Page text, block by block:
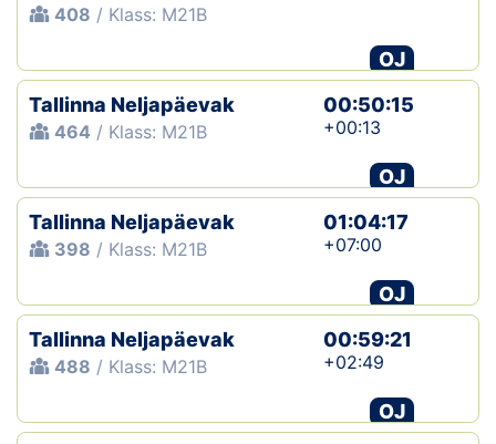
408 / Klass: M21B
OJ
Tallinna Neljapäevak
464 / Klass: M21B
00:50:15
+00:13
OJ
Tallinna Neljapäevak
398 / Klass: M21B
01:04:17
+07:00
OJ
Tallinna Neljapäevak
488 / Klass: M21B
00:59:21
+02:49
OJ